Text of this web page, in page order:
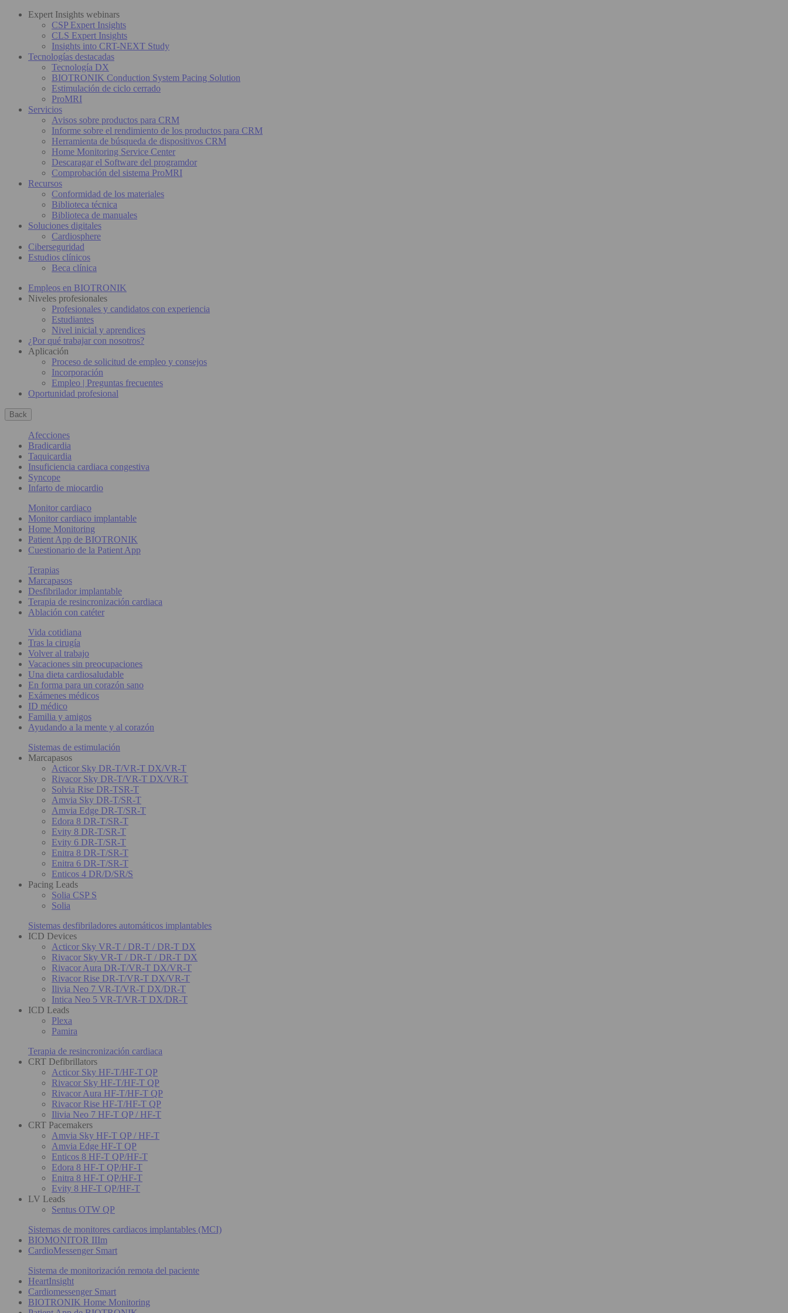
Expert Insights webinars
CSP Expert Insights
CLS Expert Insights
Insights into CRT-NEXT Study
Tecnologías destacadas
Tecnología DX
BIOTRONIK Conduction System Pacing Solution
Estimulación de ciclo cerrado
ProMRI
Servicios
Avisos sobre productos para CRM
Informe sobre el rendimiento de los productos para CRM
Herramienta de búsqueda de dispositivos CRM
Home Monitoring Service Center
Descaragar el Software del programdor
Comprobación del sistema ProMRI
Recursos
Conformidad de los materiales
Biblioteca técnica
Biblioteca de manuales
Soluciones digitales
Cardiosphere
Ciberseguridad
Estudios clínicos
Beca clínica
Empleos en BIOTRONIK
Niveles profesionales
Profesionales y candidatos con experiencia
Estudiantes
Nivel inicial y aprendices
¿Por qué trabajar con nosotros?
Aplicación
Proceso de solicitud de empleo y consejos
Incorporación
Empleo | Preguntas frecuentes
Oportunidad profesional
Back
Afecciones
Bradicardia
Taquicardia
Insuficiencia cardiaca congestiva
Syncope
Infarto de miocardio
Monitor cardiaco
Monitor cardiaco implantable
Home Monitoring
Patient App de BIOTRONIK
Cuestionario de la Patient App
Terapias
Marcapasos
Desfibrilador implantable
Terapia de resincronización cardiaca
Ablación con catéter
Vida cotidiana
Tras la cirugía
Volver al trabajo
Vacaciones sin preocupaciones
Una dieta cardiosaludable
En forma para un corazón sano
Exámenes médicos
ID médico
Familia y amigos
Ayudando a la mente y al corazón
Sistemas de estimulación
Marcapasos
Acticor Sky DR-T/VR-T DX/VR-T
Rivacor Sky DR-T/VR-T DX/VR-T
Solvia Rise DR-TSR-T
Amvia Sky DR-T/SR-T
Amvia Edge DR-T/SR-T
Edora 8 DR-T/SR-T
Evity 8 DR-T/SR-T
Evity 6 DR-T/SR-T
Enitra 8 DR-T/SR-T
Enitra 6 DR-T/SR-T
Enticos 4 DR/D/SR/S
Pacing Leads
Solia CSP S
Solia
Sistemas desfibriladores automáticos implantables
ICD Devices
Acticor Sky VR-T / DR-T / DR-T DX
Rivacor Sky VR-T / DR-T / DR-T DX
Rivacor Aura DR-T/VR-T DX/VR-T
Rivacor Rise DR-T/VR-T DX/VR-T
Ilivia Neo 7 VR-T/VR-T DX/DR-T
Intica Neo 5 VR-T/VR-T DX/DR-T
ICD Leads
Plexa
Pamira
Terapia de resincronización cardiaca
CRT Defibrillators
Acticor Sky HF-T/HF-T QP
Rivacor Sky HF-T/HF-T QP
Rivacor Aura HF-T/HF-T QP
Rivacor Rise HF-T/HF-T QP
Ilivia Neo 7 HF-T QP / HF-T
CRT Pacemakers
Amvia Sky HF-T QP / HF-T
Amvia Edge HF-T QP
Enticos 8 HF-T QP/HF-T
Edora 8 HF-T QP/HF-T
Enitra 8 HF-T QP/HF-T
Evity 8 HF-T QP/HF-T
LV Leads
Sentus OTW QP
Sistemas de monitores cardiacos implantables (MCI)
BIOMONITOR IIIm
CardioMessenger Smart
Sistema de monitorización remota del paciente
HeartInsight
Cardiomessenger Smart
BIOTRONIK Home Monitoring